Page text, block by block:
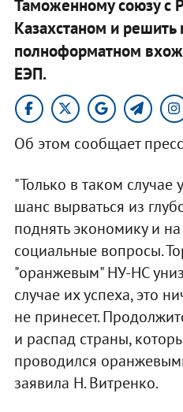
Таможенному союзу с
Казахстаном и решить
полноформатном
ЕЭП.
Об этом сообщает
"Только в таком случае
шанс вырваться из
поднять экономику и
социальные вопросы.
"оранжевым" НУ-НС
случае их успеха, это
не принесет.
и распад страны,
проводился
заявила Н. Витренко.